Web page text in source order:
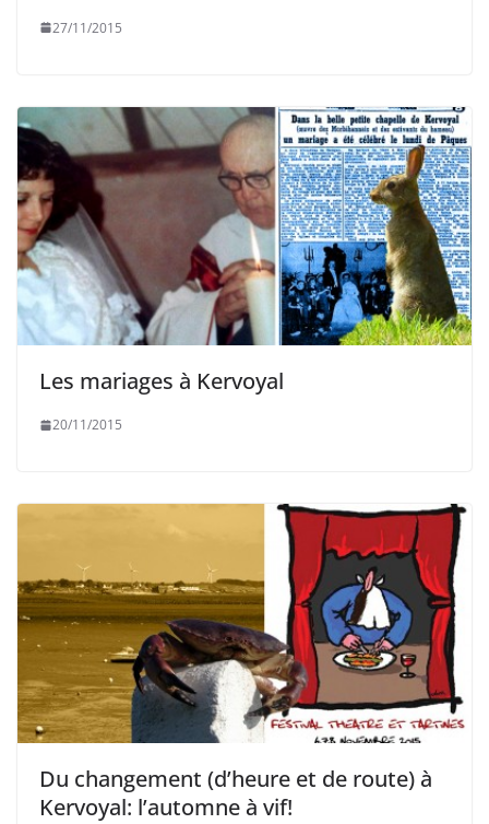
27/11/2015
Les mariages à Kervoyal
20/11/2015
Du changement (d’heure et de route) à
Kervoyal: l’automne à vif!